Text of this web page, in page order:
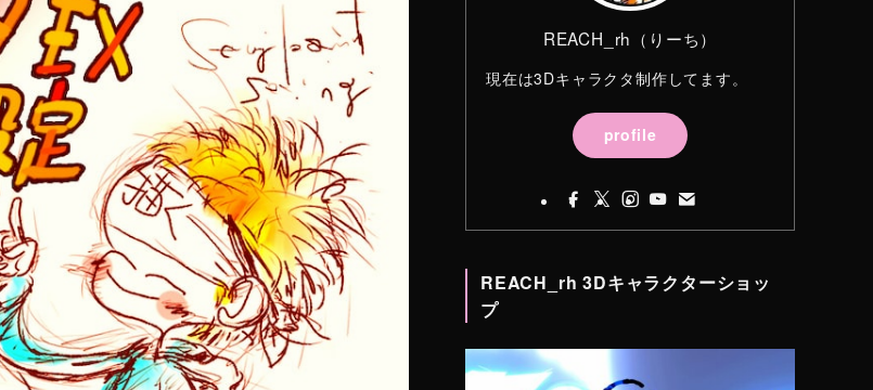
REACH_rh（りーち）
現在は3Dキャラクタ制作してます。
profile
REACH_rh 3Dキャラクターショッ
プ